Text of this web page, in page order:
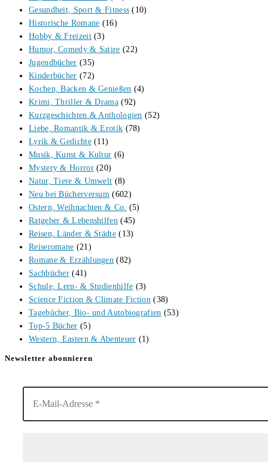
Gesundheit, Sport & Fitness (10)
Historische Romane (16)
Hobby & Freizeit (3)
Humor, Comedy & Satire (22)
Jugendbücher (35)
Kinderbücher (72)
Kochen, Backen & Genießen (4)
Krimi, Thriller & Drama (92)
Kurzgeschichten & Anthologien (52)
Liebe, Romantik & Erotik (78)
Lyrik & Gedichte (11)
Musik, Kunst & Kultur (6)
Mystery & Horror (20)
Natur, Tiere & Umwelt (8)
Neu bei Bücherversum (602)
Ostern, Weihnachten & Co. (5)
Ratgeber & Lebenshilfen (45)
Reisen, Länder & Städte (13)
Reiseromane (21)
Romane & Erzählungen (82)
Sachbücher (41)
Schule, Lern- & Studienhilfe (3)
Science Fiction & Climate Fiction (38)
Tagebücher, Bio- und Autobiografien (53)
Top-5 Bücher (5)
Western, Eastern & Abenteuer (1)
Newsletter abonnieren